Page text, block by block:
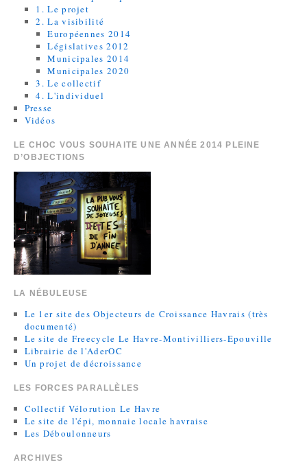
1. Le projet
2. La visibilité
Européennes 2014
Législatives 2012
Municipales 2014
Municipales 2020
3. Le collectif
4. L'individuel
Presse
Vidéos
LE CHOC VOUS SOUHAITE UNE ANNÉE 2014 PLEINE
D’OBJECTIONS
LA NÉBULEUSE
Le 1er site des Objecteurs de Croissance Havrais (très
documenté)
Le site de Freecycle Le Havre-Montivilliers-Epouville
Librairie de l'AderOC
Un projet de décroissance
LES FORCES PARALLÈLES
Collectif Vélorution Le Havre
Le site de l'épi, monnaie locale havraise
Les Déboulonneurs
ARCHIVES